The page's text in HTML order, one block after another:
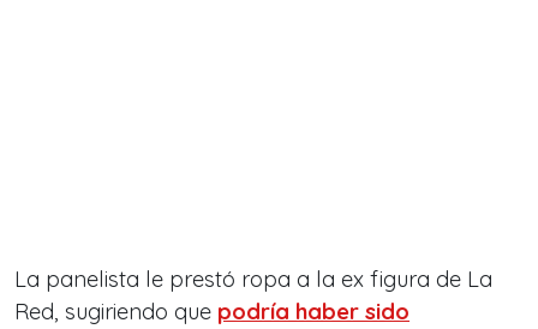
La panelista le prestó ropa a la ex figura de La
Red, sugiriendo que podría haber sido